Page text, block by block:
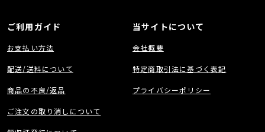
ご利用ガイド
お支払い方法
配送/送料について
商品の不良/返品
ご注文の取り消しについて
当サイトについて
会社概要
特定商取引法に基づく表記
プライバシーポリシー